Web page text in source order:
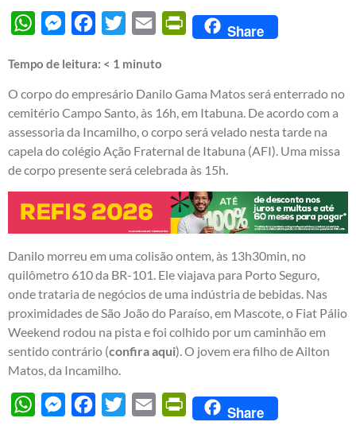
WhatsAppMessengerFacebook
Twitter Email PrintFriendly
Share
Tempo de leitura: < 1 minuto
O corpo do empresário Danilo Gama Matos será enterrado no
cemitério Campo Santo, às 16h, em Itabuna. De acordo com a
assessoria da Incamilho, o corpo será velado nesta tarde na
capela do colégio Ação Fraternal de Itabuna (AFI). Uma missa
de corpo presente será celebrada às 15h.
Danilo morreu em uma colisão ontem, às 13h30min, no
quilômetro 610 da BR-101. Ele viajava para Porto Seguro,
onde trataria de negócios de uma indústria de bebidas. Nas
proximidades de São João do Paraíso, em Mascote, o Fiat Pálio
Weekend rodou na pista e foi colhido por um caminhão em
sentido contrário (confira aqui). O jovem era filho de Ailton
Matos, da Incamilho.
WhatsAppMessengerFacebook
Twitter Email PrintFriendly
Share